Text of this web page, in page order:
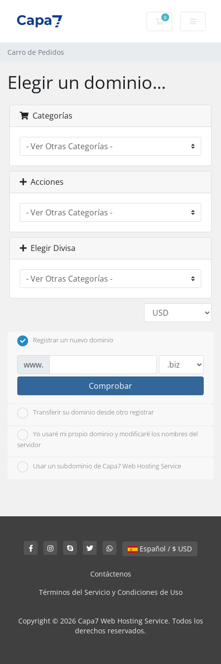
0
Carro de Pedidos
Carro de Pedidos
Elegir un dominio...
Categorías
Acciones
Elegir Divisa
Registrar un nuevo dominio
www.
Comprobar
Transferir su dominio desde otro registrar
Yo usaré mi propio dominio y modificaré los nombres del
servidor
Usar un subdominio de Capa7 Web Hosting Service
Español / $ USD
Contáctenos
Términos del Servicio y Condiciones de Uso
Copyright © 2026 Capa7 Web Hosting Service. Todos los
derechos reservados.